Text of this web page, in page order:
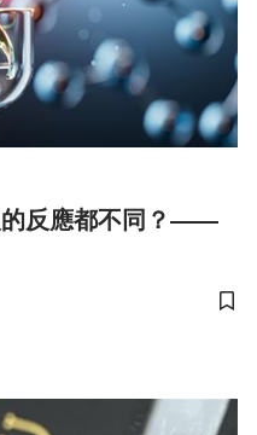
的反應都不同？——
儲